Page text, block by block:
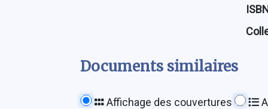
Documents similaires
Affichage des couvertures